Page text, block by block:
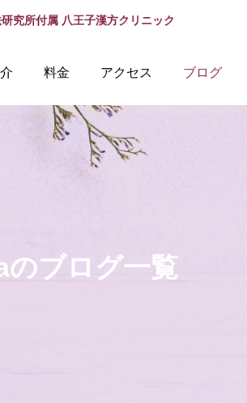
究所付属 八王子漢方クリニック
料金 アクセス ブログ
のブログ一覧